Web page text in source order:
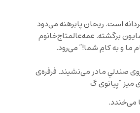
است. ریحان پابرهنه می‌دود
برگشته. عمه‌عالمتاج‌خانوم
ما و به کامِ شما!” می‌رود.
صندلیِ مادر می‌نشیند. فرفره‌ی
میز “پیانوی گ
می‌خندد.